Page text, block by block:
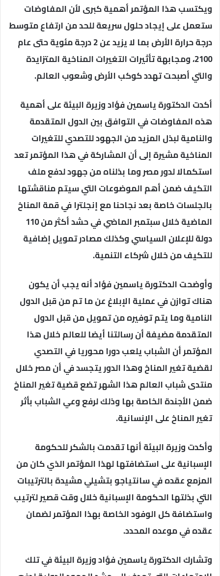
ويكتسب هذا المؤتمر أهمية كبرى لأن المفاوضات
ستعمل على إيجاد حلول سريعة للحد من ارتفاع متوسط
درجة حرارة الأرض بما لا يزيد عن 2 درجة مئوية حتى عام
2100، ومجابهة تأثيرات التغيرات المناخية المتزايدة
والتي أصبحت تهدد كوكب الأرض وشعوب العالم.
أكدت الدكتورة ياسمين فؤاد وزيرة البيئة على أهمية
هذه المفاوضات في التوافق بين الدول المتقدمة
والنامية لبذل المزيد من الجهود للتصدي للتغيرات
المناخية مشيرة إلى أن المشاركة في هذا المؤتمر تعد
استكمالا لدور مصر وما بذلناه من جهود لدفع ملف
التكيف ضمن أهم الموضوعات التي سيتم مناقشتها
بالجلسات خاصة بعد نجاحنا مع إنجلترا في قمة المناخ
الماضية خلال سبتمبر الماضي في حشد أكثر من 110
دولة للإعلان السياسي وكذلك مصادر تمويل إضافية
للتكيف من خلال شركاء التنمية.
وأوضحت الدكتورة ياسمين فؤاد أنه يجب أن يكون
هناك توازن في عملية الإبلاغ عن ما تم من قبل الدول
النامية وما يتم توفيره من تمويل من قبل الدول
المتقدمة مضيفة أن رسالتنا أيضا للعالم خلال هذا
المؤتمر أن الشباب يلعب دورا محوريا في التصدي
لقضية تغير المناخ وهذا الدور يتجسد في أن مصر خلال
منتدى شباب العالم هذا الشهر تضع قضية تغير المناخ
ضمن الأجندة الخاصة بها وذلك لرفع وعي الشباب بأثر
تغير المناخ على الإنسانية.
وأكدت وزيرة البيئة أنها تقدمت بالشكر للحكومة
الإسبانية على استضافتها لهذا المؤتمر الذي كان من
المزمع عقده في سانتياجو بتشيلي مشيدة بالترتيبات
التي بذلتها الحكومة الإسبانية خلال وقت قصير لترتيب
واستضافة كل الوفود الخاصة بهذا المؤتمر لضمان
عقده في موعده المحدد.
وتشارك الدكتورة ياسمين فؤاد وزيرة البيئة في تلك